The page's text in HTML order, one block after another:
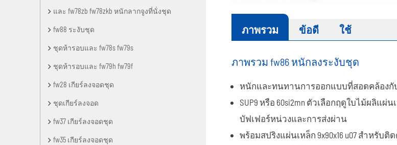
ขอบล้อ
และ fw78zb fw78zkb หนักลากจูงที่นั่งชุด
fw88 ระงับชุด
ชุดห้ารอบและ fw78s fw79s
ชุดห้ารอบและ fw79h fw79f
fw28 เกียร์ลงจอดชุด
ชุดเกียร์ลงจอด
fw37 เกียร์ลงจอดชุด
fw35 เกียร์ลงจอดชุด
ภาพรวม ข้อดี ใช้
ภาพรวม fw86 หนักลงระงับชุด
หนักและทนทานการออกแบบที่สอดคล้อง
SUP9 หรือ 60si2mn ตัวเลือกฤดูใบไม้ผลิแ
บัฟเฟอร์หน่วงและการส่งผ่าน
พร้อมสปริงแผ่นเหล็ก 9x90x16 u07 สำหรับติ